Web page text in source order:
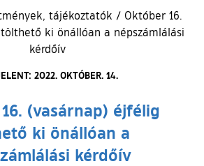
tájékoztatók / Október 16.
ki önállóan a népszámlálási
kérdőív
2022. OKTÓBER. 14.
(vasárnap) éjfélig
ki önállóan a
kérdőív